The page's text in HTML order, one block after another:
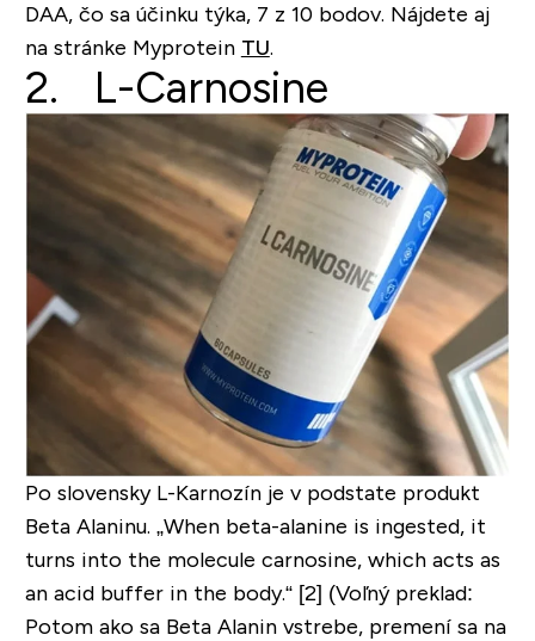
DAA, čo sa účinku týka, 7 z 10 bodov. Nájdete aj
na stránke Myprotein TU.
2. L-Carnosine
Po slovensky L-Karnozín je v podstate produkt
Beta Alaninu. „When beta-alanine is ingested, it
turns into the molecule carnosine, which acts as
an acid buffer in the body.“[2] (Voľný preklad:
Potom ako sa Beta Alanin vstrebe, premení sa na